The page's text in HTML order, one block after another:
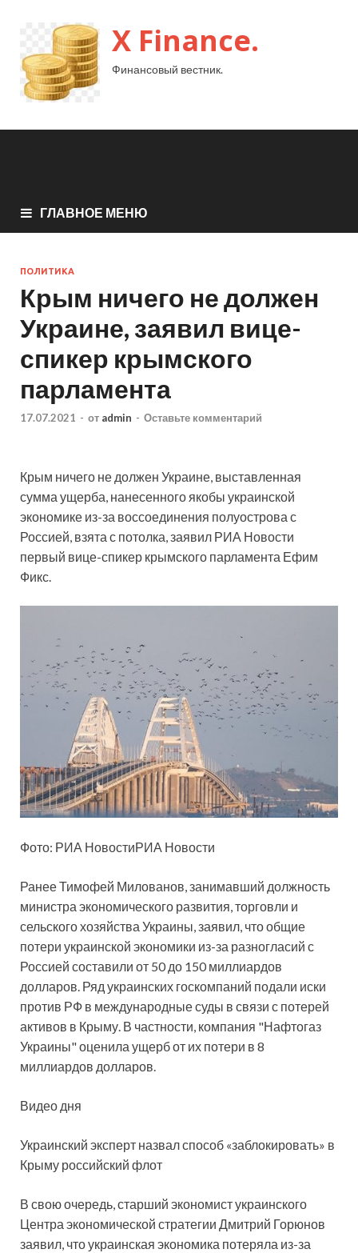
X Finance.
Финансовый вестник.
ГЛАВНОЕ МЕНЮ
ПОЛИТИКА
Крым ничего не должен
Украине, заявил вице-
спикер крымского
парламента
17.07.2021 - от admin - Оставьте комментарий
Крым ничего не должен Украине, выставленная
сумма ущерба, нанесенного якобы украинской
экономике из-за воссоединения полуострова с
Россией, взята с потолка, заявил РИА Новости
первый вице-спикер крымского парламента Ефим
Фикс.
Фото: РИА НовостиРИА Новости
РанееТимофей Милованов, занимавший должность
министра экономического развития, торговли и
сельского хозяйства Украины, заявил, что общие
потери украинской экономики из-за разногласий с
Россией составили от 50 до 150 миллиардов
долларов. Ряд украинских госкомпаний подали иски
против РФ в международные суды в связи с потерей
активов в Крыму. В частности, компания "Нафтогаз
Украины" оценила ущерб от их потери в 8
миллиардов долларов.
Видео дня
Украинский эксперт назвал способ «заблокировать» в
Крыму российский флот
В свою очередь, старший экономист украинского
Центра экономической стратегии Дмитрий Горюнов
заявил, что украинская экономика потеряла из-за